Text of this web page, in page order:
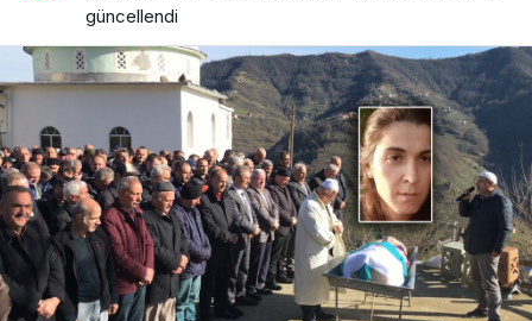
güncellendi